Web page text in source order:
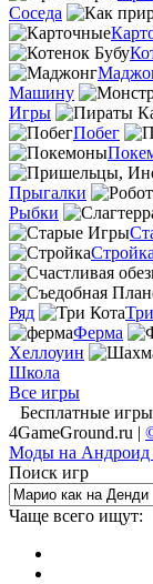
Соседа
Машину
Игры
Побег
Прыгалки
Рыбки
Ряд
Ферма
Хеллоуин
Школа
Все игры
Бесплатные
4GameGround.ru |
Моды на Андроид
Поиск игр
Чаще всего ищут: